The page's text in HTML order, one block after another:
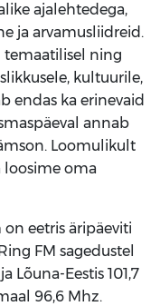
ajalehtedega,
ja arvamusliidreid.
temaatilisel ning
kultuurile,
endas ka erinevaid
annab
Loomulikult
loosime oma
eetris äripäeviti
FM sagedustel
Lõuna-Eestis 101,7
96,6 Mhz.